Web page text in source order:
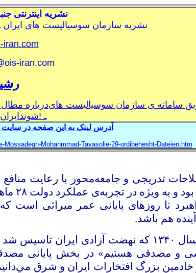
نشريه اينترنتی
نشريه سازمان سوسياليست های
iran.com
iran.com
درباره مطالسامانه ی سازمان سوسياليست های
شوند! ـ
آدرس لینک به این صفحه در سايت
Mohanmmad-Tavasolie-29-ordibehesht-Dateien.htm
تدریجی و جامعه‌محور با رعایت
و به ویژه در تجربه‌ی عملکرد دولت ۲۸
تا روزهای پایانی عمر میراثی
هم باشد.
۱۳۴۰ که نهضت آزادی ایران تاسیس شد
و مصدقی هستیم» در بخش پایانی
بزرگ افتخارات ايران و شرق